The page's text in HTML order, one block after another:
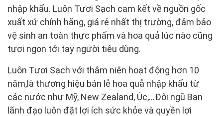
nhập khẩu. Luôn Tươi Sạch cam kết về nguồn gốc
xuất xứ chính hãng, giá rẻ nhất thị trường, đảm bảo
vệ sinh an toàn thực phẩm và hoa quả lúc nào cũng
tươi ngon tới tay người tiêu dùng.
Luôn Tươi Sạch với thâm niên hoạt động hơn 10
năm,là thương hiệu bán lẻ hoa quả nhập khẩu từ
các nước như Mỹ, New Zealand, Úc,...Đội ngũ Ban
lãnh đạo luôn đặt lợi ích sức khỏe và quyền lợi